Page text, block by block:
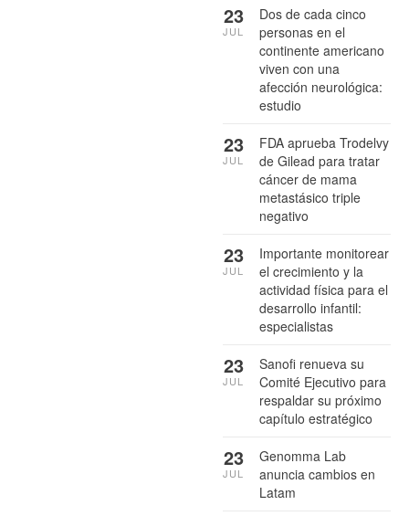
Dos de cada cinco
personas en el
continente americano
viven con una
afección neurológica:
estudio
23
JUL
FDA aprueba Trodelvy
de Gilead para tratar
cáncer de mama
metastásico triple
negativo
23
JUL
Importante monitorear
el crecimiento y la
actividad física para el
desarrollo infantil:
especialistas
23
JUL
Sanofi renueva su
Comité Ejecutivo para
respaldar su próximo
capítulo estratégico
23
JUL
Genomma Lab
anuncia cambios en
Latam
23
JUL